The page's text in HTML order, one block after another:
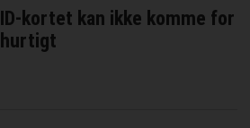
ID-kortet kan ikke komme for
hurtigt